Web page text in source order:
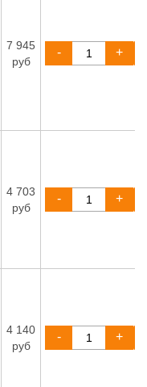
7 945
руб
- +
4 703
руб
- +
4 140
руб
- +